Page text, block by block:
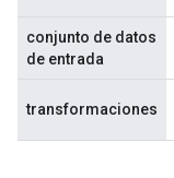
conjunto de datos
de entrada
transformaciones